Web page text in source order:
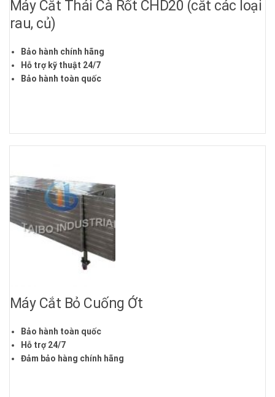
Máy Cắt Thái Cà Rốt CHD20 (cắt các loại
rau, củ)
Bảo hành chính hãng
Hỗ trợ kỹ thuật 24/7
Bảo hành toàn quốc
Máy Cắt Bỏ Cuống Ớt
Bảo hành toàn quốc
Hỗ trợ 24/7
Đảm bảo hàng chính hãng